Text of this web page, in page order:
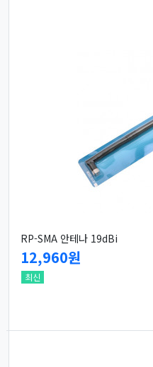
RP-SMA 안테나 19dBi
12,960원
최신